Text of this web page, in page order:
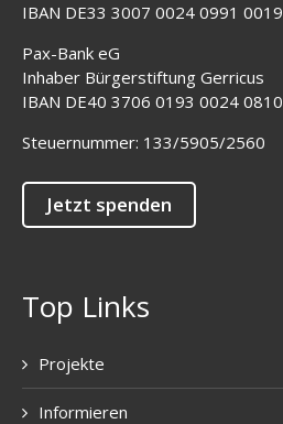
IBAN DE33 3007 0024 0991
Pax-Bank eG
Inhaber Bürgerstiftung Gerricus
IBAN DE40 3706 0193 0024
Steuernummer: 133/5905/2560
Jetzt spenden
Top Links
Projekte
Informieren